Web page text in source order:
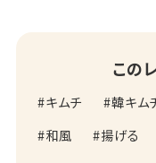
この
キムチ 韓キム
和風
揚げる